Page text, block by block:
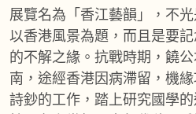
展覽名為「香江藝韻」，不
以香港風景為題，而且是要
的不解之緣。抗戰時期，饒
南，途經香港因病滯留，機
詩鈔的工作，踏上研究國學